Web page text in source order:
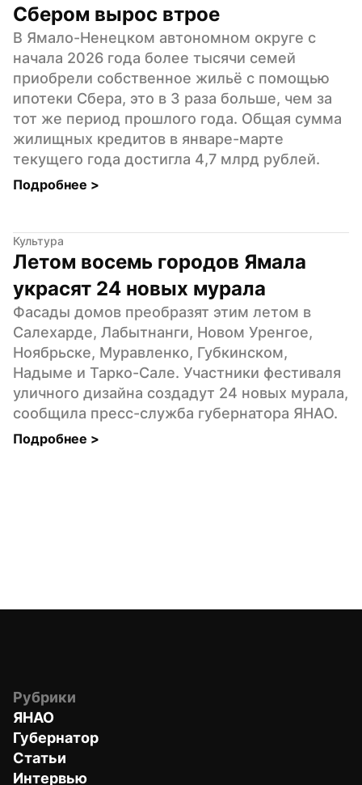
Сбером вырос втрое
В Ямало-Ненецком автономном округе с
начала 2026 года более тысячи семей
приобрели собственное жильё с помощью
ипотеки Сбера, это в 3 раза больше, чем за
тот же период прошлого года. Общая сумма
жилищных кредитов в январе-марте
текущего года достигла 4,7 млрд рублей.
Подробнее >
Культура
Летом восемь городов Ямала
украсят 24 новых мурала
Фасады домов преобразят этим летом в
Салехарде, Лабытнанги, Новом Уренгое,
Ноябрьске, Муравленко, Губкинском,
Надыме и Тарко-Сале. Участники фестиваля
уличного дизайна создадут 24 новых мурала,
сообщила пресс-служба губернатора ЯНАО.
Подробнее >
Рубрики
ЯНАО
Губернатор
Статьи
Интервью